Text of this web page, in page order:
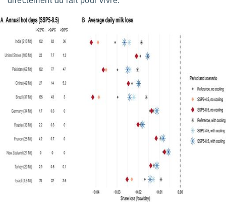
pas
de
notre
que